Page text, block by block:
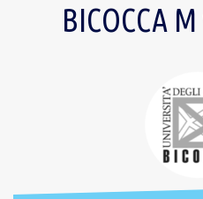
BICOCCA